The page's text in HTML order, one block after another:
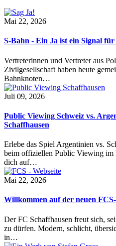
Mai 22, 2026
S-Bahn - Ein Ja ist ein Signal
Vertreterinnen und Vertreter aus
Zivilgesellschaft haben heute
Bahnknoten…
Juli 09, 2026
Public Viewing Schweiz vs.
Schaffhausen
Erlebe das Spiel Argentinien vs.
beim offiziellen Public Viewing im
dich auf…
Mai 22, 2026
Willkommen auf der neuen
Der FC Schaffhausen freut sich,
zu dürfen. Modern, schlicht,
in…